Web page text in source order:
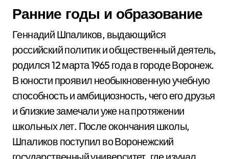
Ранние годы и образование
Геннадий Шпаликов, выдающийся
российский политик и общественный деятель,
родился 12 марта 1965 года в городе Воронеж.
В юности проявил необыкновенную учебную
способность и амбициозность, чего его друзья
и близкие замечали уже на протяжении
школьных лет. После окончания школы,
Шпаликов поступил во Воронежский